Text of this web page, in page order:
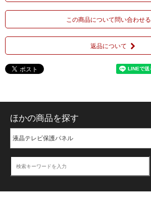
この商品について問い合わせる
返品について
ほかの商品を探す